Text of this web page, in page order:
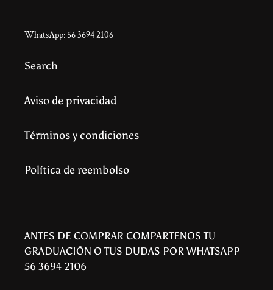
WhatsApp: 56 3694 2106
Search
Aviso de privacidad
Términos y condiciones
Política de reembolso
ANTES DE COMPRAR COMPARTENOS TU
GRADUACIÓN O TUS DUDAS POR WHATSAPP
56 3694 2106